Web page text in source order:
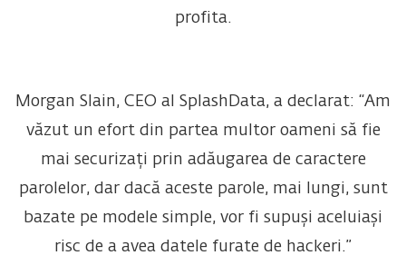
profita.
Morgan Slain, CEO al SplashData, a declarat: “Am
văzut un efort din partea multor oameni să fie
mai securizați prin adăugarea de caractere
parolelor, dar dacă aceste parole, mai lungi, sunt
bazate pe modele simple, vor fi supuși aceluiași
risc de a avea datele furate de hackeri.”